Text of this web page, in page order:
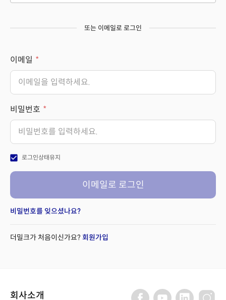
또는 이메일로 로그인
이메일
비밀번호
check_box 로그인상태유지
이메일로 로그인
비밀번호를 잊으셨나요?
더밀크가 처음이신가요? 회원가입
회사소개